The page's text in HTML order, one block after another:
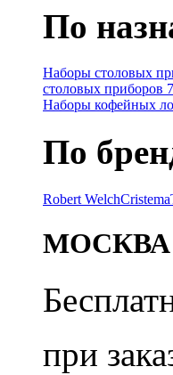
По
Наборы столовых
столовых приборов
Наборы кофейных
По
Robert WelchCristema
МОСКВА
при